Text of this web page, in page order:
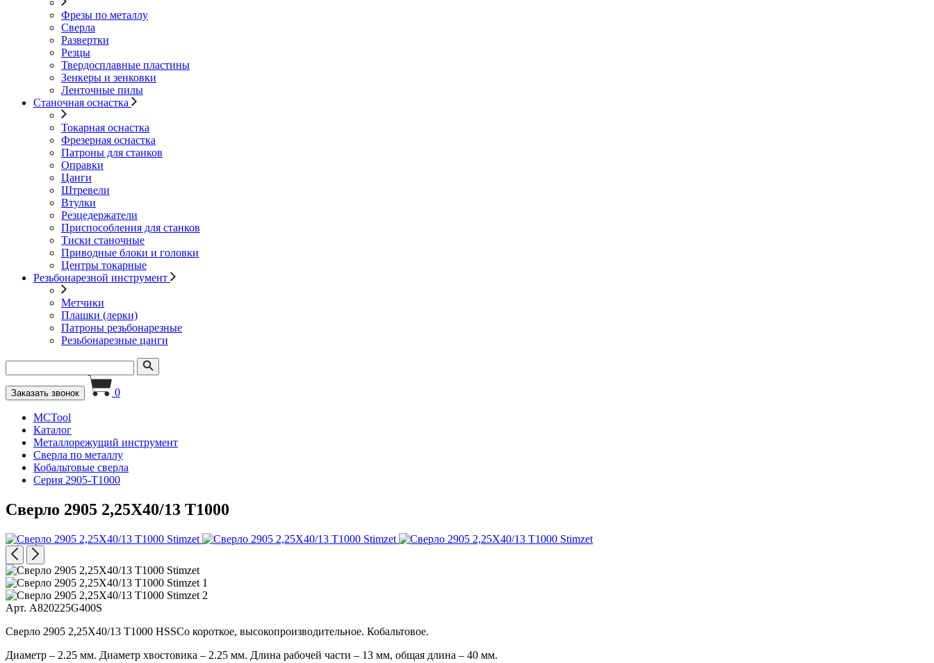
Фрезы по металлу
Сверла
Развертки
Резцы
Твердосплавные пластины
Зенкеры и зенковки
Ленточные пилы
Станочная оснастка
Токарная оснастка
Фрезерная оснастка
Патроны для станков
Оправки
Цанги
Штревели
Втулки
Резцедержатели
Приспособления для станков
Тиски станочные
Приводные блоки и головки
Центры токарные
Резьбонарезной инструмент
Метчики
Плашки (лерки)
Патроны резьбонарезные
Резьбонарезные цанги
Заказать звонок 0
MCTool
Каталог
Металлорежущий инструмент
Сверла по металлу
Кобальтовые сверла
Серия 2905-T1000
Сверло 2905 2,25X40/13 T1000
Арт. A820225G400S
Сверло 2905 2,25X40/13 T1000 HSSCo короткое, высокопроизводительное. Кобальтовое.
Диаметр – 2.25 мм. Диаметр хвостовика – 2.25 мм. Длина рабочей части – 13 мм, общая длина – 40 мм.